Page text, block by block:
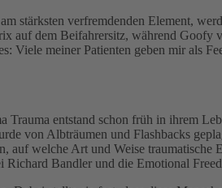
stärksten verfremdenden Element,
auf dem Beifahrersitz, während Goofy
meiner Patienten geben mir als
entstand schon früh in ihrem
von Albträumen und Flashbacks
welche Art und Weise traumatische
Richard Bandler und die Emotional